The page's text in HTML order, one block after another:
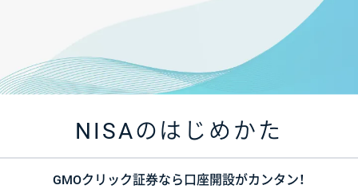
NISAのはじめかた
GMOクリック証券なら口座開設がカンタン！